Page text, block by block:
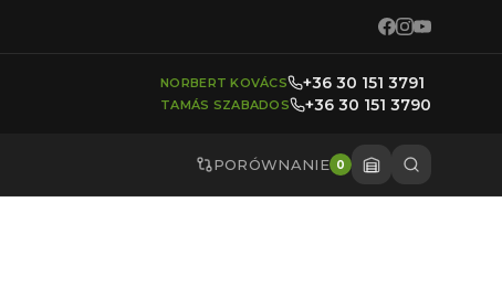
NORBERT KOVÁCS +36 30 151 3791
TAMÁS SZABADOS +36 30 151 3790
PORÓWNANIE 0